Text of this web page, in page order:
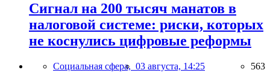
Сигнал на 200 тысяч манатов в
налоговой системе: риски, которых
не коснулись цифровые реформы
Социальная сфера, 03 августа, 14:25 563